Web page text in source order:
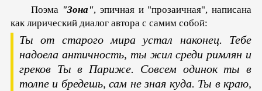
Поэма "Зона", эпичная и "прозаичная", написана
как лирический диалог автора с самим собой:
Ты от старого мира устал наконец.
Тебе
надоела античность, ты жил среди римлян и
греков Ты в Париже. Совсем одинок ты в
толпе и бредешь, сам не зная куда. Ты в краю,